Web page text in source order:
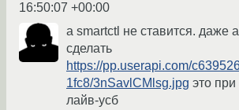
16:50:07 +00:00
а smartctl не ставится. даже
сделать
https://pp.userapi.com/
1fc8/3nSavlCMlsg.jpg это при
лайв-усб